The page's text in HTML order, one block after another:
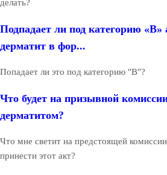
делать?
Подпадает ли под категорию «В»
дерматит в фор...
Попадает ли это под категорию "В"?
Что будет на призывной
дерматитом?
Что мне светит на предстоящей
принести этот акт?